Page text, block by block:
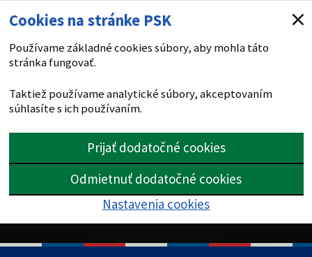
Cookies na stránke PSK
Používame základné cookies súbory, aby mohla táto
stránka fungovať.
Taktiež používame analytické súbory, akceptovaním
súhlasíte s ich používaním.
Prijať dodatočné cookies
Odmietnuť dodatočné cookies
Nastavenia cookies